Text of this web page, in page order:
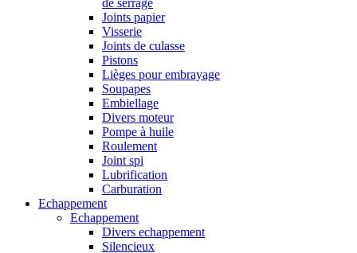
de serrage
Joints papier
Visserie
Joints de culasse
Pistons
Lièges pour embrayage
Soupapes
Embiellage
Divers moteur
Pompe à huile
Roulement
Joint spi
Lubrification
Carburation
Echappement
Echappement
Divers echappement
Silencieux